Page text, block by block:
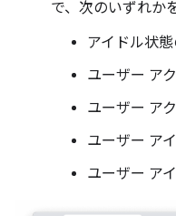
で、次のいずれか
アイドル状
ユーザー ア
ユーザー ア
ユーザー ア
ユーザー ア